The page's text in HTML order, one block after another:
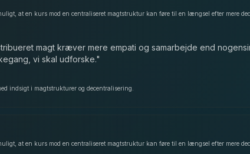
magt kræver mere empati og samarbejde end
vi skal udforske."
indsigt i magtstrukturer og decentralisering.